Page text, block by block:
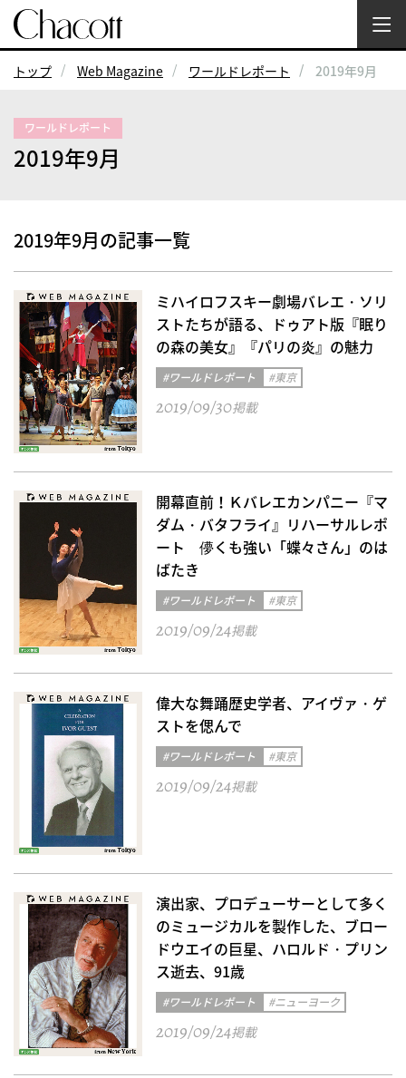
トップ Web Magazine ワールドレポート 2019年9月
ワールドレポート
2019年9月
2019年9月の記事一覧
ミハイロフスキー劇場バレエ・ソリ
ストたちが語る、ドゥアト版『眠り
の森の美女』『パリの炎』の魅力
#ワールドレポート #東京
2019/09/30掲載
開幕直前！Ｋバレエカンパニー『マ
ダム・バタフライ』リハーサルレポ
ート 儚くも強い「蝶々さん」のは
ばたき
#ワールドレポート #東京
2019/09/24掲載
偉大な舞踊歴史学者、アイヴァ・ゲ
ストを偲んで
#ワールドレポート #東京
2019/09/24掲載
演出家、プロデューサーとして多く
のミュージカルを製作した、ブロー
ドウエイの巨星、ハロルド・プリン
ス逝去、91歳
#ワールドレポート #ニューヨーク
2019/09/24掲載